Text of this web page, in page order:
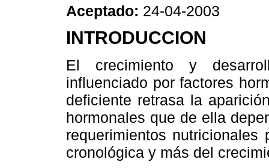
Aceptado: 24-04-2003
INTRODUCCION
El crecimiento y
influenciado por factores
deficiente retrasa la
hormonales que de ella
requerimientos
cronológica y más del